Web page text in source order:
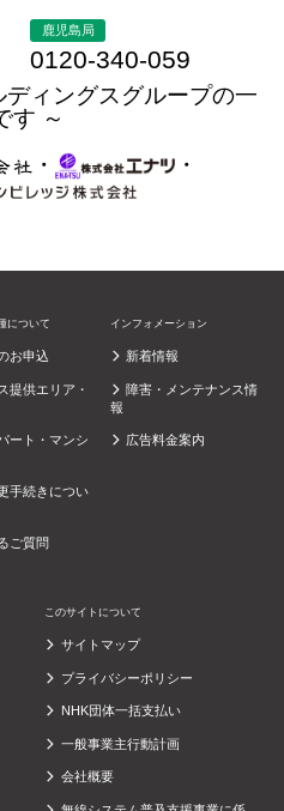
鹿児島局
0120-340-059
ィングスグループの一
す ～
・
・
について
お申込
提供エリア・
ート・マンシ
手続きについ
ご質問
インフォメーション
新着情報
障害・メンテナンス情
報
広告料金案内
このサイトについて
サイトマップ
プライバシーポリシー
NHK団体一括支払い
一般事業主行動計画
会社概要